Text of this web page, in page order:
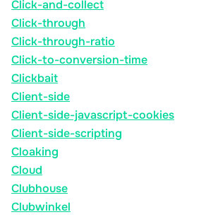
Click-and-collect
Click-through
Click-through-ratio
Click-to-conversion-time
Clickbait
Client-side
Client-side-javascript-cookies
Client-side-scripting
Cloaking
Cloud
Clubhouse
Clubwinkel